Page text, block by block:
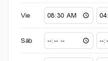
Vie
Sáb